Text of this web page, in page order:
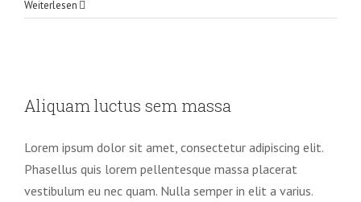
Weiterlesen
Design Technology
Aliquam luctus sem massa
Lorem ipsum dolor sit amet, consectetur adipiscing elit.
Phasellus quis lorem pellentesque massa placerat
vestibulum eu nec quam. Nulla semper in elit a varius.